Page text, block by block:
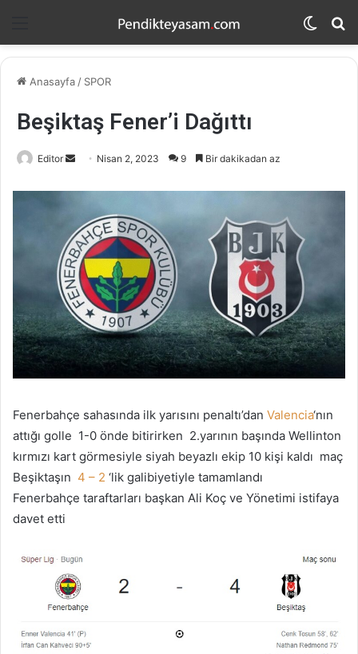
Dış
Anasayfa/ SPOR
Beşiktaş Fener’i Dağıttı
Editor
-
p
o
s
t
a
g
m
k
Nisan 2, 2023 9 Bir dakikadan az
Fenerbahçe sahasında ilk yarısını penaltı’dan Valencia‘nın
attığı golle 1-0 önde bitirirken 2.yarının başında Wellinton
kırmızı kart görmesiyle siyah beyazlı ekip 10 kişi kaldı maç
Beşiktaşın 4 – 2 ‘lik galibiyetiyle tamamlandı
Fenerbahçe taraftarları başkan Ali Koç ve Yönetimi istifaya
davet etti